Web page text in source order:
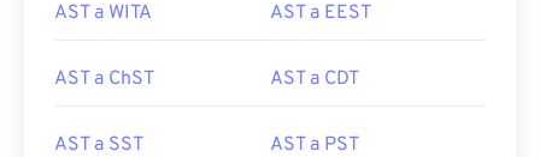
AST a WITA AST a EEST
AST a ChST AST a CDT
AST a SST AST a PST